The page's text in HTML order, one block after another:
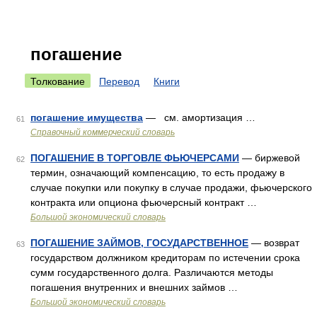
погашение
Толкование Перевод Книги
61 погашение имущества — см. амортизация …
Справочный коммерческий словарь
62 ПОГАШЕНИЕ В ТОРГОВЛЕ ФЬЮЧЕРСАМИ — биржевой
термин, означающий компенсацию, то есть продажу в
случае покупки или покупку в случае продажи, фьючерского
контракта или опциона фьючерсный контракт …
Большой экономический словарь
63 ПОГАШЕНИЕ ЗАЙМОВ, ГОСУДАРСТВЕННОЕ — возврат
государством должником кредиторам по истечении срока
сумм государственного долга. Различаются методы
погашения внутренних и внешних займов …
Большой экономический словарь